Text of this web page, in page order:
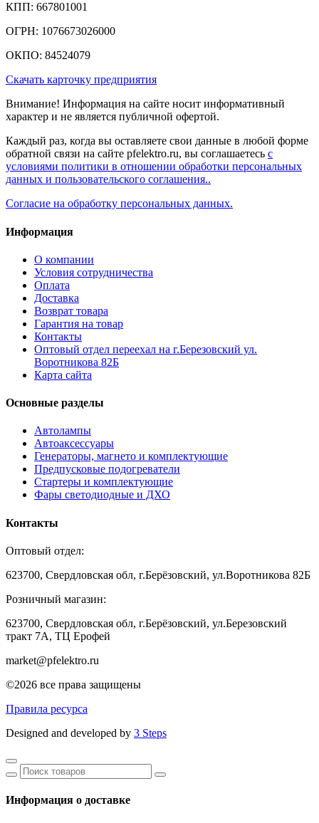
КПП: 667801001
ОГРН: 1076673026000
ОКПО: 84524079
Скачать карточку предприятия
Внимание! Информация на сайте носит информативный
характер и не является публичной офертой.
Каждый раз, когда вы оставляете свои данные в любой форме
обратной связи на сайте pfelektro.ru, вы соглашаетесь с
условиями политики в отношении обработки персональных
данных и пользовательского соглашения..
Согласие на обработку персональных данных.
Информация
О компании
Условия сотрудничества
Оплата
Доставка
Возврат товара
Гарантия на товар
Контакты
Оптовый отдел переехал на г.Березовский ул.
Воротникова 82Б
Карта сайта
Основные разделы
Автолампы
Автоаксессуары
Генераторы, магнето и комплектующие
Предпусковые подогреватели
Стартеры и комплектующие
Фары светодиодные и ДХО
Контакты
Оптовый отдел:
623700, Свердловская обл, г.Берёзовский, ул.Воротникова 82Б
Розничный магазин:
623700, Свердловская обл, г.Берёзовский, ул.Березовский
тракт 7А, ТЦ Ерофей
market@pfelektro.ru
©2026 все права защищены
Правила ресурса
Designed and developed by 3 Steps
Информация о доставке